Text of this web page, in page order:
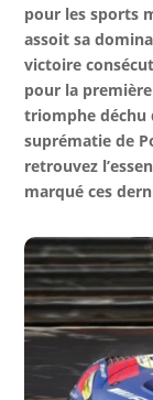
pour les sports
assoit sa
victoire
pour la
triomphe déchu
suprématie de
retrouvez
marqué ces